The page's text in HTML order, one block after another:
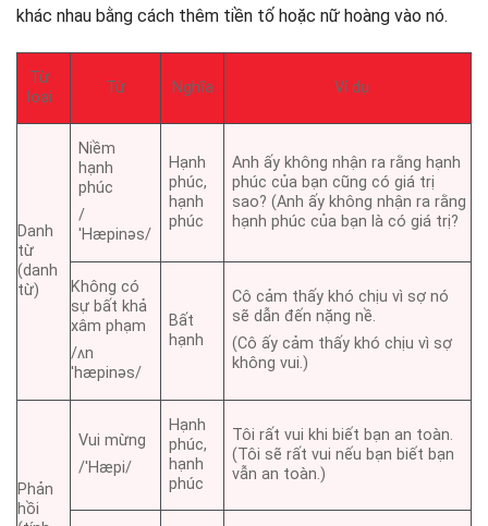
khác nhau bằng cách thêm tiền tố hoặc nữ hoàng vào nó.
Từ
loại
Từ Nghĩa Ví dụ
Danh
từ
(danh
từ)
Niềm
hạnh
phúc
/
ˈHæpinəs/
Hạnh
phúc,
hạnh
phúc
Anh ấy không nhận ra rằng hạnh
phúc của bạn cũng có giá trị
sao? (Anh ấy không nhận ra rằng
hạnh phúc của bạn là có giá trị?
Không có
sự bất khả
xâm phạm
/ʌn
ˈhæpinəs/
Bất
hạnh
Cô cảm thấy khó chịu vì sợ nó
sẽ dẫn đến nặng nề.
(Cô ấy cảm thấy khó chịu vì sợ
không vui.)
Phản
hồi
Vui mừng
/ˈHæpi/
Hạnh
phúc,
hạnh
phúc
Tôi rất vui khi biết bạn an toàn.
(Tôi sẽ rất vui nếu bạn biết bạn
vẫn an toàn.)